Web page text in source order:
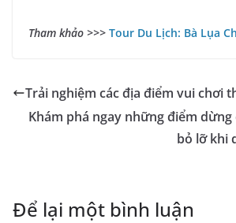
Tham khảo >>> Tour Du Lịch: Bà Lụa
Trải nghiệm các địa điểm vui chơi
Khám phá ngay những điểm
bỏ lỡ khi
Để lại một bình luận